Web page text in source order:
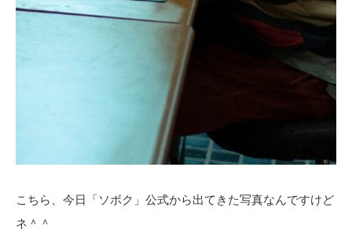
こちら、今日「ソボク」公式から出てきた写真なんですけど
ネ＾＾